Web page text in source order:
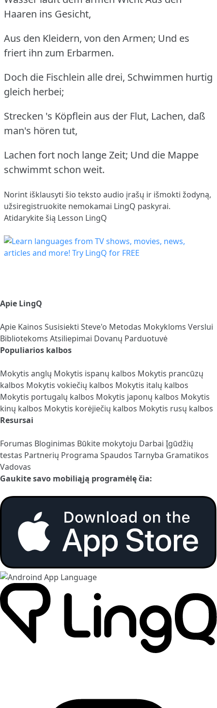
Haaren ins Gesicht,
Aus den Kleidern, von den Armen; Und es
friert ihn zum Erbarmen.
Doch die Fischlein alle drei, Schwimmen hurtig
gleich herbei;
Strecken 's Köpflein aus der Flut, Lachen, daß
man's hören tut,
Lachen fort noch lange Zeit; Und die Mappe
schwimmt schon weit.
Norint išklausyti šio teksto audio įrašų ir išmokti žodyną,
užsiregistruokite nemokamai LingQ paskyrai.
Atidarykite šią Lesson LingQ
Apie LingQ
Apie Kainos Susisiekti Steve'o Metodas Mokykloms Verslui
Bibliotekoms Atsiliepimai Dovanų Parduotuvė
Populiarios kalbos
Mokytis anglų Mokytis ispanų kalbos Mokytis prancūzų
kalbos Mokytis vokiečių kalbos Mokytis italų kalbos
Mokytis portugalų kalbos Mokytis japonų kalbos Mokytis
kinų kalbos Mokytis korėjiečių kalbos Mokytis rusų kalbos
Resursai
Forumas Bloginimas Būkite mokytoju Darbai Įgūdžių
testas Partnerių Programa Spaudos Tarnyba Gramatikos
Vadovas
Gaukite savo mobiliąją programėlę čia: